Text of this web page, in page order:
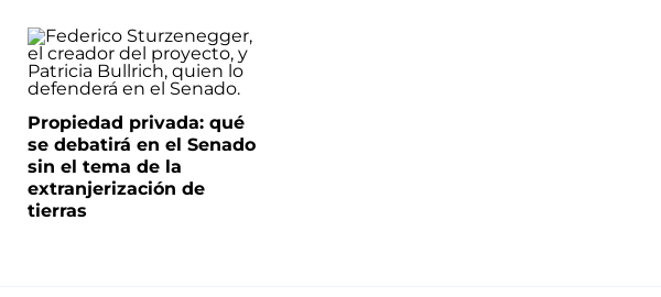
Propiedad privada: qué
se debatirá en el Senado
sin el tema de la
extranjerización de
tierras